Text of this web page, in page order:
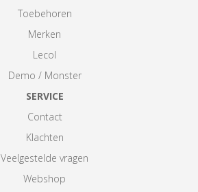
Toebehoren
Merken
Lecol
Demo / Monster
SERVICE
Contact
Klachten
Veelgestelde vragen
Webshop